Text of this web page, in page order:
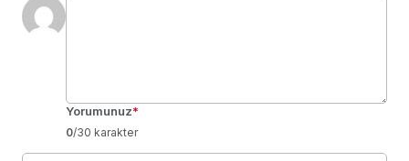
Yorumunuz*
0/30 karakter